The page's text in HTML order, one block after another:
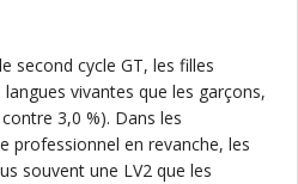
second cycle GT, les filles
vivantes que les garçons,
3,0 %). Dans les
professionnel en revanche, les
souvent une LV2 que les